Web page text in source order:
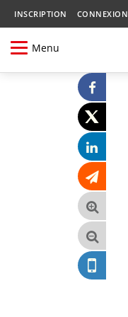
INSCRIPTION CONNEXION
Menu